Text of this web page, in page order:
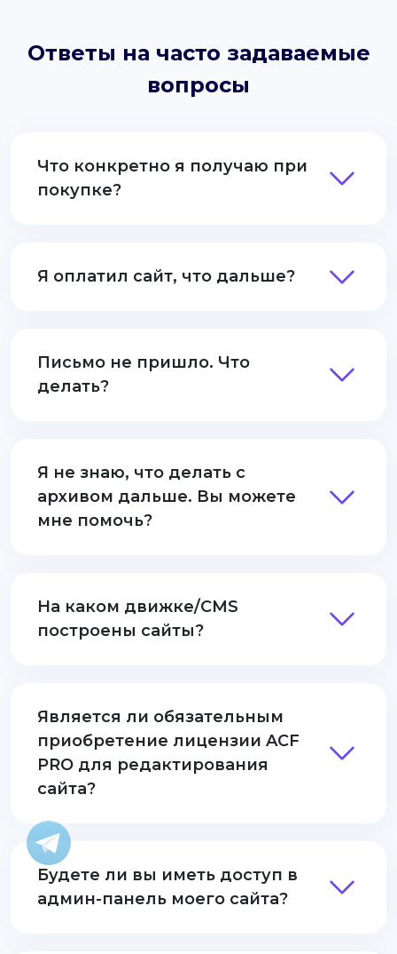
Ответы на часто задаваемые
вопросы
Что конкретно я получаю при
покупке?
Я оплатил сайт, что дальше?
Письмо не пришло. Что
делать?
Я не знаю, что делать с
архивом дальше. Вы можете
мне помочь?
На каком движке/CMS
построены сайты?
Является ли обязательным
приобретение лицензии ACF
PRO для редактирования
сайта?
Будете ли вы иметь доступ в
админ-панель моего сайта?